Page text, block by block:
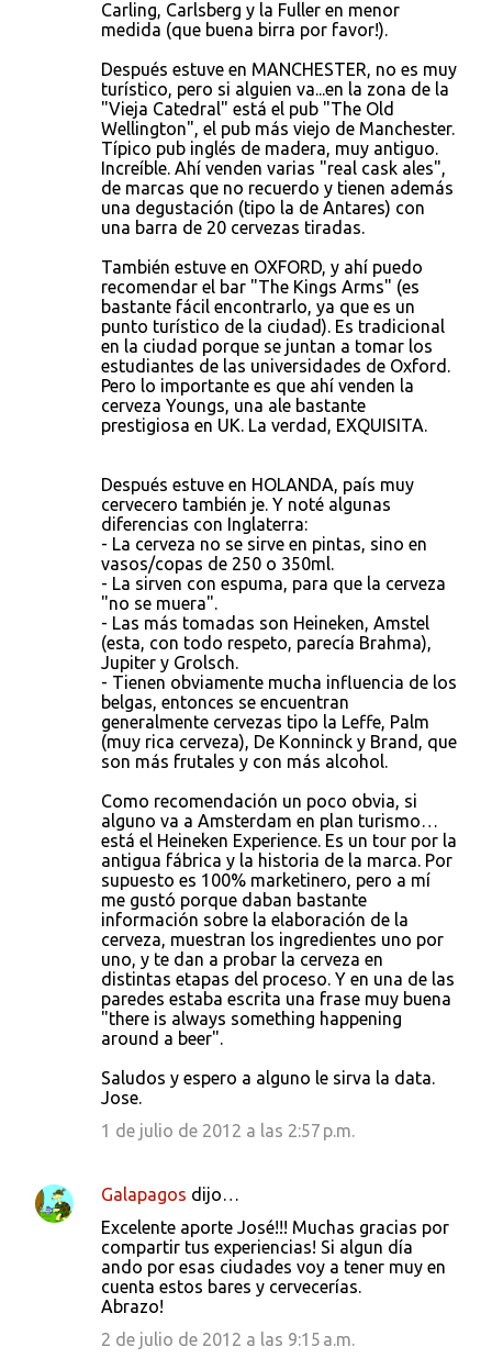
Carling, Carlsberg y la Fuller en menor
medida (que buena birra por favor!).
Después estuve en MANCHESTER, no es muy
turístico, pero si alguien va...en la zona de la
"Vieja Catedral" está el pub "The Old
Wellington", el pub más viejo de Manchester.
Típico pub inglés de madera, muy antiguo.
Increíble. Ahí venden varias "real cask ales",
de marcas que no recuerdo y tienen además
una degustación (tipo la de Antares) con
una barra de 20 cervezas tiradas.
También estuve en OXFORD, y ahí puedo
recomendar el bar "The Kings Arms" (es
bastante fácil encontrarlo, ya que es un
punto turístico de la ciudad). Es tradicional
en la ciudad porque se juntan a tomar los
estudiantes de las universidades de Oxford.
Pero lo importante es que ahí venden la
cerveza Youngs, una ale bastante
prestigiosa en UK. La verdad, EXQUISITA.
Después estuve en HOLANDA, país muy
cervecero también je. Y noté algunas
diferencias con Inglaterra:
- La cerveza no se sirve en pintas, sino en
vasos/copas de 250 o 350ml.
- La sirven con espuma, para que la cerveza
"no se muera".
- Las más tomadas son Heineken, Amstel
(esta, con todo respeto, parecía Brahma),
Jupiter y Grolsch.
- Tienen obviamente mucha influencia de los
belgas, entonces se encuentran
generalmente cervezas tipo la Leffe, Palm
(muy rica cerveza), De Konninck y Brand, que
son más frutales y con más alcohol.
Como recomendación un poco obvia, si
alguno va a Amsterdam en plan turismo…
está el Heineken Experience. Es un tour por la
antigua fábrica y la historia de la marca. Por
supuesto es 100% marketinero, pero a mí
me gustó porque daban bastante
información sobre la elaboración de la
cerveza, muestran los ingredientes uno por
uno, y te dan a probar la cerveza en
distintas etapas del proceso. Y en una de las
paredes estaba escrita una frase muy buena
"there is always something happening
around a beer".
Saludos y espero a alguno le sirva la data.
Jose.
1 de julio de 2012 a las 2:57 p.m.
Galapagos dijo…
Excelente aporte José!!! Muchas gracias por
compartir tus experiencias! Si algun día
ando por esas ciudades voy a tener muy en
cuenta estos bares y cervecerías.
Abrazo!
2 de julio de 2012 a las 9:15 a.m.